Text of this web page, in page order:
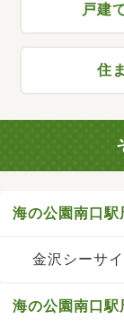
戸建
住
海の公園南口
金沢シーサイ
海の公園南口